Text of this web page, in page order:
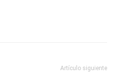
Artículo siguiente